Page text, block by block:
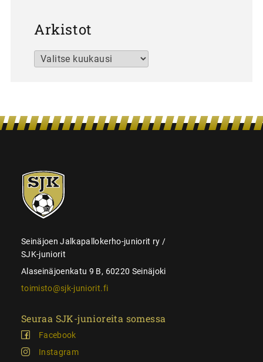
Arkistot
Arkistot
SJK-
juniorit
Seinäjoen Jalkapallokerho-juniorit ry /
SJK-juniorit
Alaseinäjoenkatu 9 B, 60220 Seinäjoki
toimisto@sjk-juniorit.fi
Seuraa SJK-junioreita somessa
Facebook
Instagram